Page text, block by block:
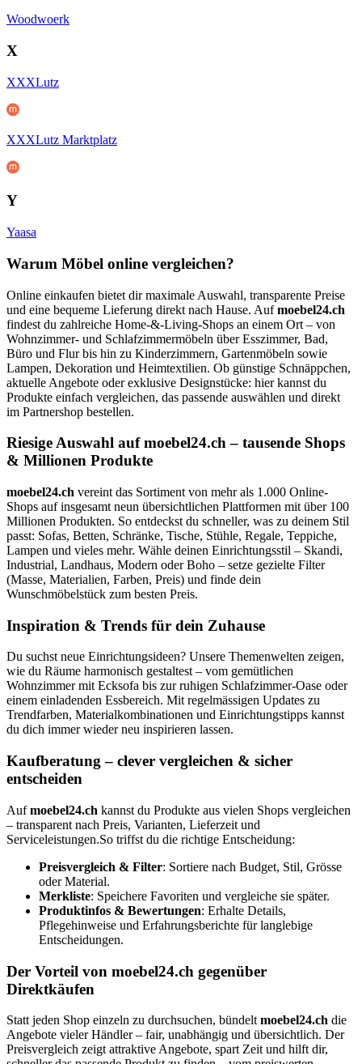
Woodwoerk
X
XXXLutz
XXXLutz Marktplatz
Y
Yaasa
Warum Möbel online vergleichen?
Online einkaufen bietet dir maximale Auswahl, transparente Preise
und eine bequeme Lieferung direkt nach Hause. Aufmoebel24.ch
findest du zahlreiche Home-&-Living-Shops an einem Ort – von
Wohnzimmer- und Schlafzimmermöbeln über Esszimmer, Bad,
Büro und Flur bis hin zu Kinderzimmern, Gartenmöbeln sowie
Lampen, Dekoration und Heimtextilien. Ob günstige Schnäppchen,
aktuelle Angebote oder exklusive Designstücke: hier kannst du
Produkte einfach vergleichen, das passende auswählen und direkt
im Partnershop bestellen.
Riesige Auswahl auf moebel24.ch – tausende Shops
& Millionen Produkte
moebel24.ch vereint das Sortiment von mehr als 1.000 Online-
Shops auf insgesamt neun übersichtlichen Plattformen mit über 100
Millionen Produkten. So entdeckst du schneller, was zu deinem Stil
passt: Sofas, Betten, Schränke, Tische, Stühle, Regale, Teppiche,
Lampen und vieles mehr. Wähle deinen Einrichtungsstil – Skandi,
Industrial, Landhaus, Modern oder Boho – setze gezielte Filter
(Masse, Materialien, Farben, Preis) und finde dein
Wunschmöbelstück zum besten Preis.
Inspiration & Trends für dein Zuhause
Du suchst neue Einrichtungsideen? Unsere Themenwelten zeigen,
wie du Räume harmonisch gestaltest – vom gemütlichen
Wohnzimmer mit Ecksofa bis zur ruhigen Schlafzimmer-Oase oder
einem einladenden Essbereich. Mit regelmässigen Updates zu
Trendfarben, Materialkombinationen und Einrichtungstipps kannst
du dich immer wieder neu inspirieren lassen.
Kaufberatung – clever vergleichen & sicher
entscheiden
Aufmoebel24.ch kannst du Produkte aus vielen Shops vergleichen
– transparent nach Preis, Varianten, Lieferzeit und
Serviceleistungen.So triffst du die richtige Entscheidung:
Preisvergleich & Filter: Sortiere nach Budget, Stil, Grösse
oder Material.
Merkliste: Speichere Favoriten und vergleiche sie später.
Produktinfos & Bewertungen: Erhalte Details,
Pflegehinweise und Erfahrungsberichte für langlebige
Entscheidungen.
Der Vorteil von moebel24.ch gegenüber
Direktkäufen
Statt jeden Shop einzeln zu durchsuchen, bündelt moebel24.ch die
Angebote vieler Händler – fair, unabhängig und übersichtlich. Der
Preisvergleich zeigt attraktive Angebote, spart Zeit und hilft dir,